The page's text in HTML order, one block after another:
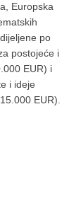
Europska
po
postojeće i
EUR) i
i ideje
EUR).